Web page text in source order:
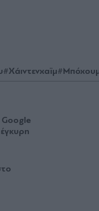
#Χάιντενχαϊμ